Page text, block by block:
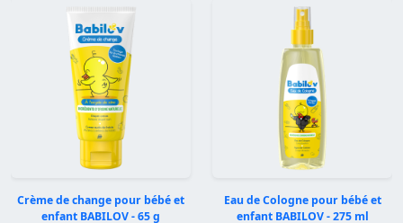
Crème de change pour bébé et
enfant BABILOV - 65 g
Eau de Cologne pour bébé et
enfant BABILOV - 275 ml